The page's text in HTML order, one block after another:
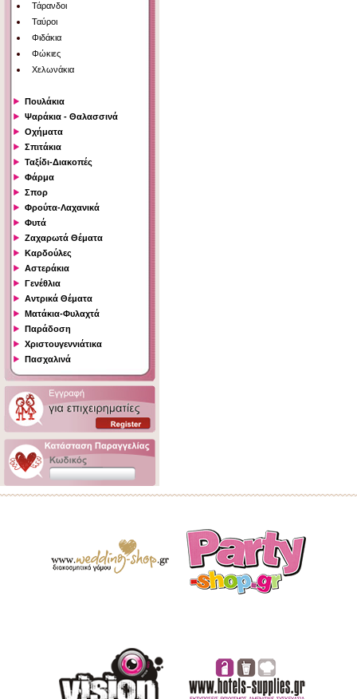
Τάρανδοι
Ταύροι
Φιδάκια
Φώκιες
Χελωνάκια
Πουλάκια
Ψαράκια - Θαλασσινά
Οχήματα
Σπιτάκια
Ταξίδι-Διακοπές
Φάρμα
Σπορ
Φρούτα-Λαχανικά
Φυτά
Ζαχαρωτά Θέματα
Καρδούλες
Αστεράκια
Γενέθλια
Αντρικά Θέματα
Ματάκια-Φυλαχτά
Παράδοση
Χριστουγεννιάτικα
Πασχαλινά